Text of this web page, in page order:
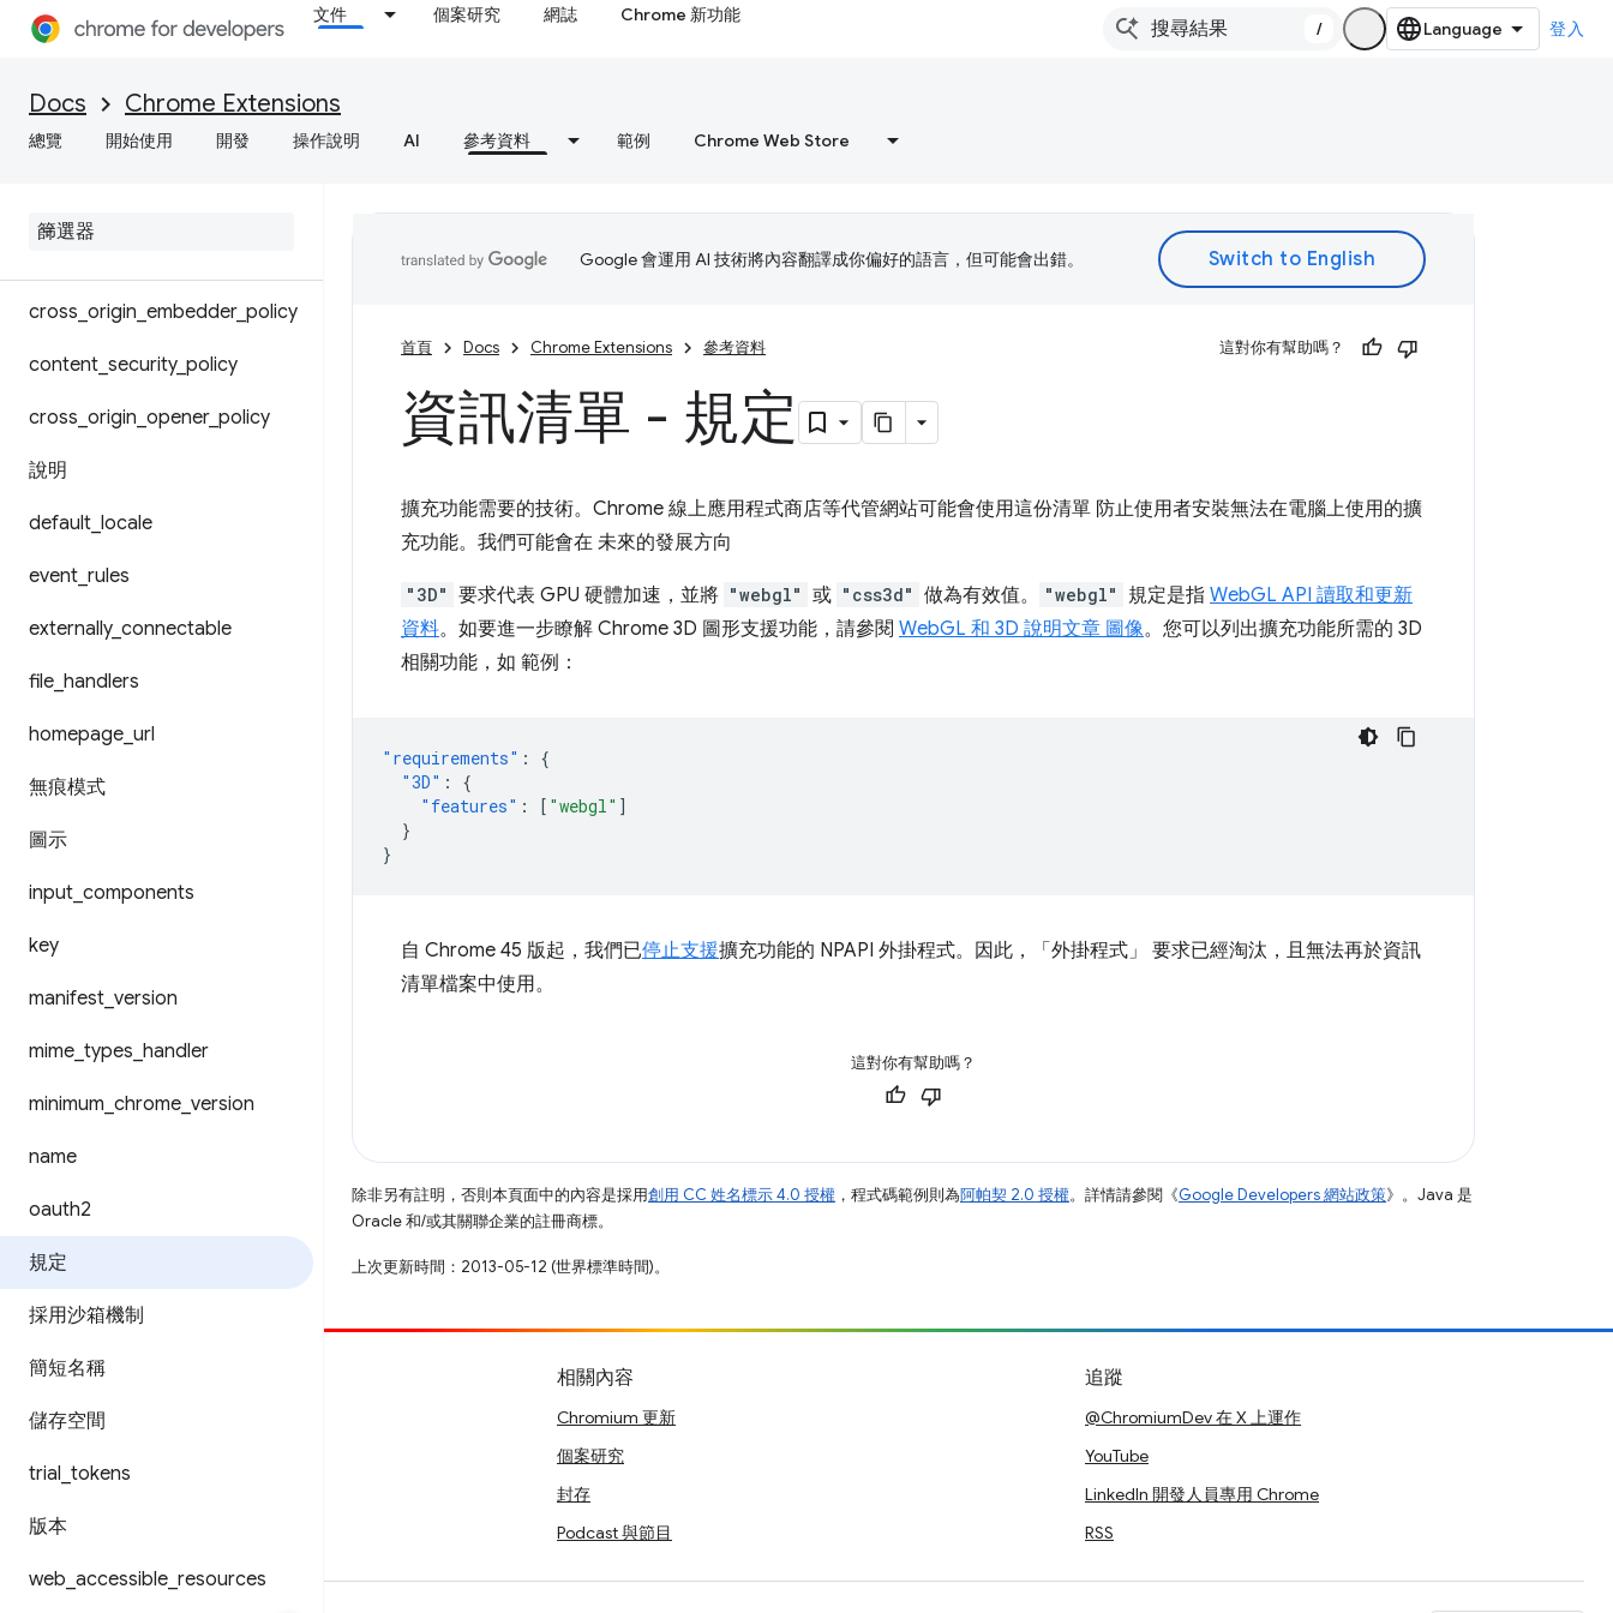
文件 個案研究 網誌 Chrome 新功能
/ 登入
Docs Chrome Extensions
總覽 開始使用 開發 操作說明 AI 參考資料 範例 Chrome Web Store
資訊清單檔案格式
cross origin embedder_ policy
content security_ policy
cross origin opener_ policy
說明
default locale
event rules
externally_ connectable
file handlers
homepage url
無痕模式
圖示
input components
key
manifest version
mime types handler
minimum chrome version
name
oauth2
規定
採用沙箱機制
簡短名稱
儲存空間
trial tokens
版本
web accessible resources
Google 會運用 AI 技術將內容翻譯成你偏好的語言，但可能會出錯。
首頁 Docs Chrome Extensions 參考資料 這對你有幫助嗎？
資訊清單 - 規定
擴充功能需要的技術。Chrome 線上應用程式商店等代管網站可能會使用這份清單 防止使用者安裝無法在電腦上使用的擴
充功能。我們可能會在 未來的發展方向
"3D" 要求代表 GPU 硬體加速，並將 "webgl" 或 "css3d" 做為有效值。 "webgl" 規定是指 WebGL API 讀取和更新
資料。如要進一步瞭解 Chrome 3D 圖形支援功能，請參閱 WebGL 和 3D 說明文章 圖像。您可以列出擴充功能所需的 3D
相關功能，如 範例：
"requirements" :
{
"3D" :
{
"features" : [ "webgl" ]
}
}
自 Chrome 45 版起，我們已停止支援擴充功能的 NPAPI 外掛程式。因此，「外掛程式」
要求已經淘汰，且無法再於資訊
清單檔案中使用。
這對你有幫助嗎？
除非另有註明，否則本頁面中的內容是採用創用 CC 姓名標示 4.0 授權 ，程式碼範例則為阿帕契 2.0 授權。詳情請參閱《Google Developers 網站政策》。Java 是
Oracle 和/或其關聯企業的註冊商標。
上次更新時間：2013-05-12 (世界標準時間)。
提供相片
提報錯誤
相關內容
Chromium 更新
個案研究
封存
Podcast 與節目
追蹤
@ChromiumDev 在 X 上運作
YouTube
LinkedIn 開發人員專用 Chrome
RSS